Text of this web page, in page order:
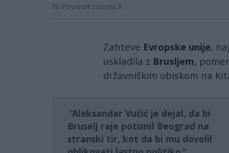
Vir: Posnetek zaslona, X
Zahteve Evropske unije,
uskladila z Brusljem,
državniškim obiskom na
Aleksandar Vučić je dejal, da bi
Bruselj raje potisnil Beograd na
stranski tir, kot da bi mu dovolil